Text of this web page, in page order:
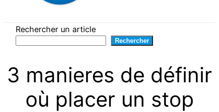
Rechercher un article
Rechercher
3 manieres de définir
où placer un stop